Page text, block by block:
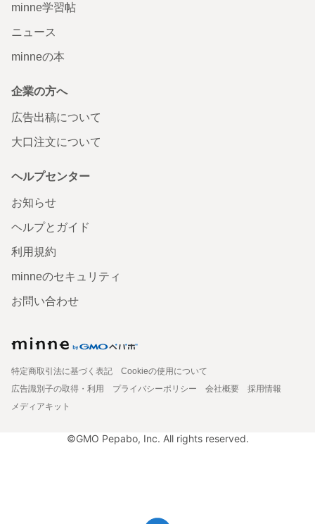
minne学習帖
ニュース
minneの本
企業の方へ
広告出稿について
大口注文について
ヘルプセンター
お知らせ
ヘルプとガイド
利用規約
minneのセキュリティ
お問い合わせ
特定商取引法に基づく表記
Cookieの使用について
広告識別子の取得・利用
プライバシーポリシー 会社概要
採用情報
メディアキット
©GMO Pepabo, Inc. All rights reserved.